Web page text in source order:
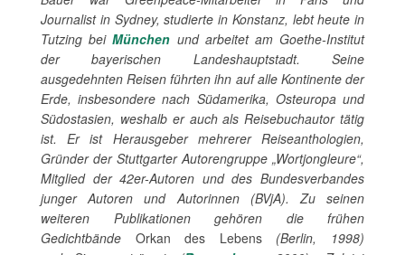
Journalist in Sydney, studierte in Konstanz, lebt heute in
Tutzing beiMünchen und arbeitet am Goethe-Institut
der bayerischen Landeshauptstadt. Seine
ausgedehnten Reisen führten ihn auf alle Kontinente der
Erde, insbesondere nach Südamerika, Osteuropa und
Südostasien, weshalb er auch als Reisebuchautor tätig
ist. Er ist Herausgeber mehrerer Reiseanthologien,
Gründer der Stuttgarter Autorengruppe „Wortjongleure“,
Mitglied der 42er-Autoren und des Bundesverbandes
junger Autoren und Autorinnen (BVjA). Zu seinen
weiteren Publikationen gehören die frühen
Gedichtbände Orkan des Lebens(Berlin, 1998)